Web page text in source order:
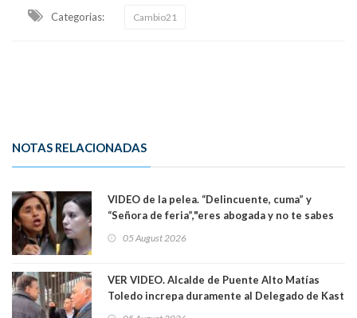
Categorias: Cambio21
NOTAS RELACIONADAS
VIDEO de la pelea. “Delincuente, cuma” y
“Señora de feria”,"eres abogada y no te sabes
senadoras Camila Flores y Fabiola Campillai en
05 August 2026
VER VIDEO. Alcalde de Puente Alto Matías
Toledo increpa duramente al Delegado de Kast